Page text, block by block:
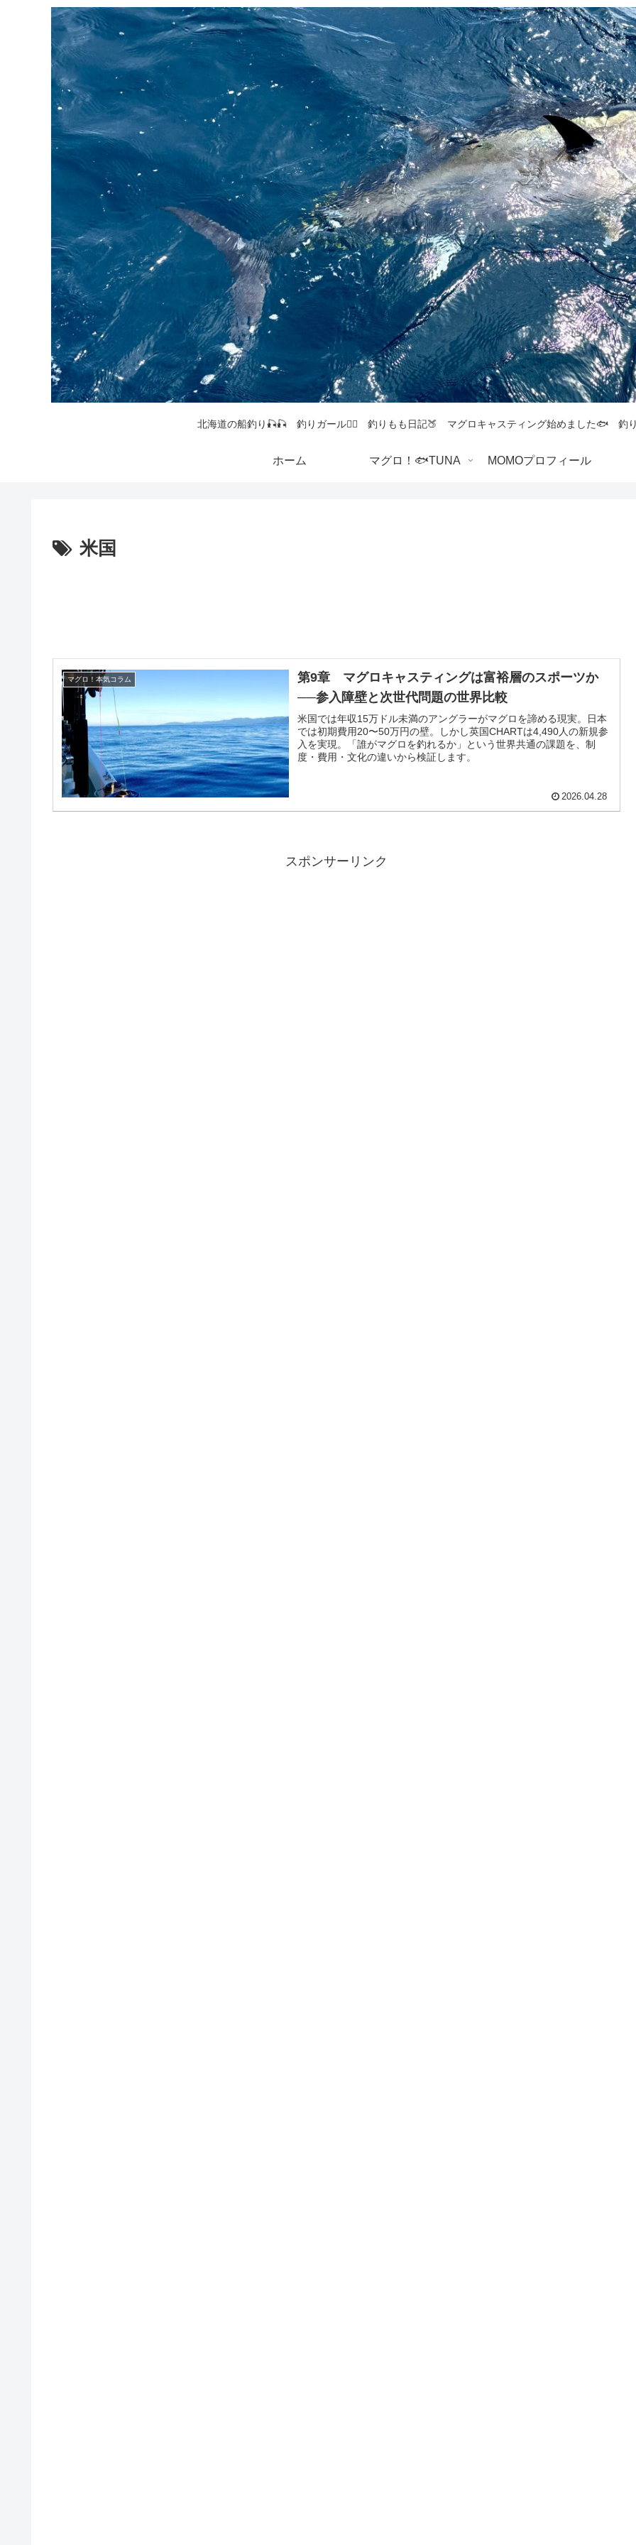
北海道の船釣り🎣🎣 釣りガール💁‍♀️ 釣りもも日記🍑 マグロキャスティング始めました🐟 釣
ホーム マグロ！🐟TUNA MOMOプロフィール
米国
マグロ！本気コラム
第9章 マグロキャスティングは富裕層のスポーツか
──参入障壁と次世代問題の世界比較
米国では年収15万ドル未満のアングラーがマグロを諦める現実。日本
では初期費用20〜50万円の壁。しかし英国CHARTは4,490人の新規参
入を実現。「誰がマグロを釣れるか」という世界共通の課題を、制
度・費用・文化の違いから検証します。
2026.04.28
スポンサーリンク